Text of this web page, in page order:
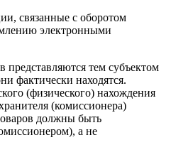
связанные с оборотом
электронными
представляются тем субъектом
фактически находятся.
(физического) нахождения
(комиссионера)
должны быть
а не